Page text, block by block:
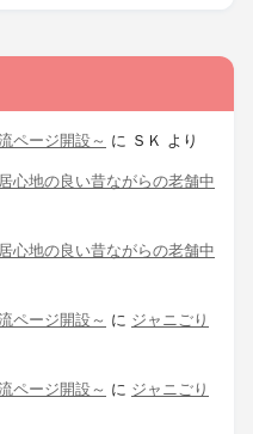
ページ開設～ に ＳＫ より
心地の良い昔ながらの老舗中
心地の良い昔ながらの老舗中
ページ開設～ に ジャニごり
ページ開設～ に ジャニごり